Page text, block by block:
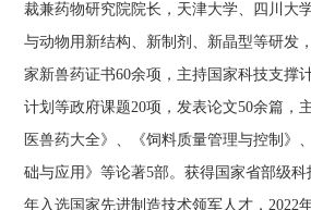
裁兼药物研究院院长，天津大学、四川大
与动物用新结构、新制剂、新晶型等研发
家新兽药证书60余项，主持国家科技支撑
计划等政府课题20项，发表论文50余篇，
医兽药大全》、《饲料质量管理与控制》
础与应用》等论著5部。获得国家省部级科
年入选国家先进制造技术领军人才，2022